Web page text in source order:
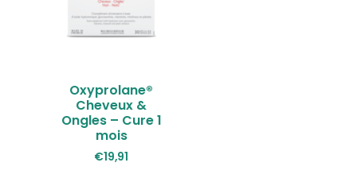
Oxyprolane®
Cheveux &
Ongles – Cure 1
mois
€19,91